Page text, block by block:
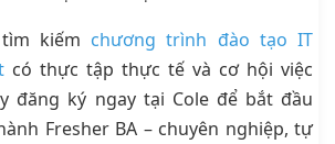
kiếm chương trình đào tạo IT
có thực tập thực tế và cơ hội việc
đăng ký ngay tại Cole để bắt đầu
Fresher BA – chuyên nghiệp, tự